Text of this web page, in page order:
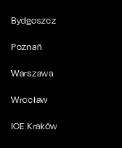
Bydgoszcz
Poznań
Warszawa
Wrocław
ICE Kraków